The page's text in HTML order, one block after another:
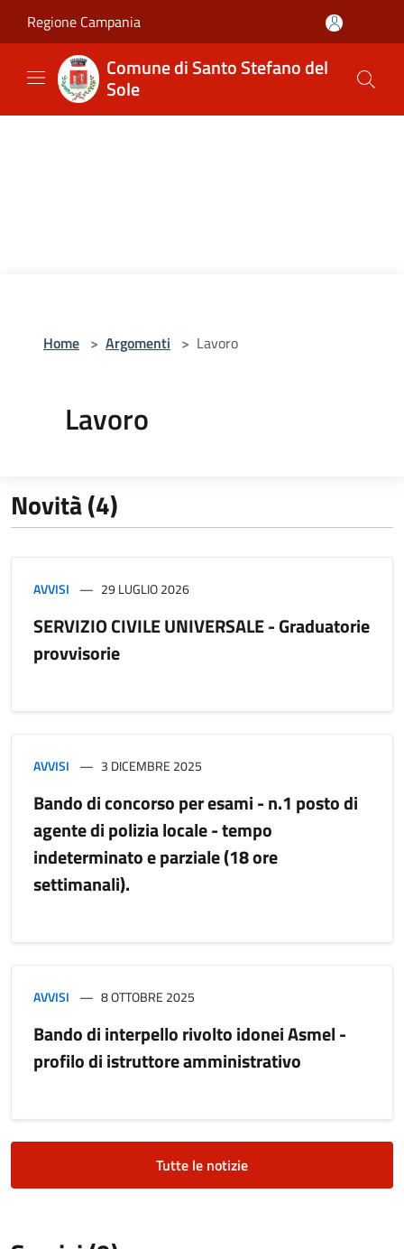
Regione Campania
Comune di Santo Stefano del
Sole
Home > Argomenti > Lavoro
Lavoro
Novità (4)
AVVISI 29 LUGLIO 2026
SERVIZIO CIVILE UNIVERSALE - Graduatorie
provvisorie
AVVISI 3 DICEMBRE 2025
Bando di concorso per esami - n.1 posto di
agente di polizia locale - tempo
indeterminato e parziale (18 ore
settimanali).
AVVISI 8 OTTOBRE 2025
Bando di interpello rivolto idonei Asmel -
profilo di istruttore amministrativo
Tutte le notizie